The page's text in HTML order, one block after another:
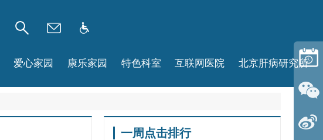
爱心家园 康乐家园 特色科室 互联网医院 北京肝病研究所
一周点击排行